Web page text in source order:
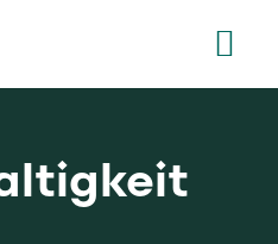
Unternehmen